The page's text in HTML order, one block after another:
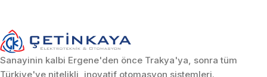
Sanayinin kalbi Ergene'den önce Trakya'ya, sonra tüm
Türkiye'ye nitelikli, inovatif otomasyon sistemleri.